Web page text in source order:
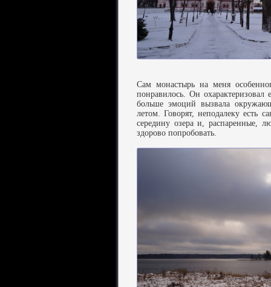
Сам монастырь на меня
понравилось. Он
больше эмоций вызвала
летом. Говорят, неподалеку есть
середину озера и, распаренные,
здорово попробовать.